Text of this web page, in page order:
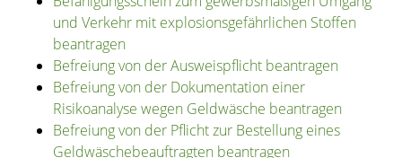
und Verkehr mit explosionsgefährlichen Stoffen
beantragen
Befreiung von der Ausweispflicht beantragen
Befreiung von der Dokumentation einer
Risikoanalyse wegen Geldwäsche beantragen
Befreiung von der Pflicht zur Bestellung eines
Geldwäschebeauftragten beantragen